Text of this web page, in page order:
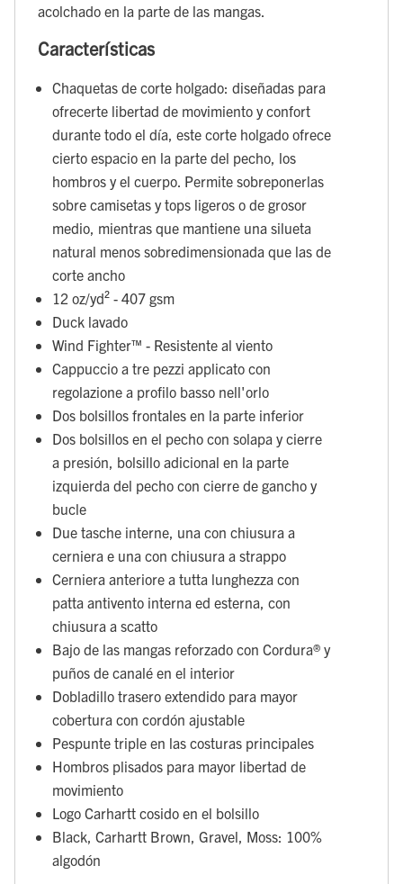
acolchado en la parte de las mangas.
Características
Chaquetas de corte holgado: diseñadas para
ofrecerte libertad de movimiento y confort
durante todo el día, este corte holgado ofrece
cierto espacio en la parte del pecho, los
hombros y el cuerpo. Permite sobreponerlas
sobre camisetas y tops ligeros o de grosor
medio, mientras que mantiene una silueta
natural menos sobredimensionada que las de
corte ancho
12 oz/yd² - 407 gsm
Duck lavado
Wind Fighter™ - Resistente al viento
Cappuccio a tre pezzi applicato con
regolazione a profilo basso nell'orlo
Dos bolsillos frontales en la parte inferior
Dos bolsillos en el pecho con solapa y cierre
a presión, bolsillo adicional en la parte
izquierda del pecho con cierre de gancho y
bucle
Due tasche interne, una con chiusura a
cerniera e una con chiusura a strappo
Cerniera anteriore a tutta lunghezza con
patta antivento interna ed esterna, con
chiusura a scatto
Bajo de las mangas reforzado con Cordura® y
puños de canalé en el interior
Dobladillo trasero extendido para mayor
cobertura con cordón ajustable
Pespunte triple en las costuras principales
Hombros plisados para mayor libertad de
movimiento
Logo Carhartt cosido en el bolsillo
Black, Carhartt Brown, Gravel, Moss: 100%
algodón